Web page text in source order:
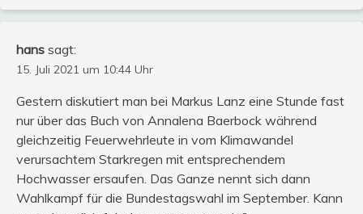
hans sagt:
15. Juli 2021 um 10:44 Uhr
Gestern diskutiert man bei Markus Lanz eine Stunde fast
nur über das Buch von Annalena Baerbock während
gleichzeitig Feuerwehrleute in vom Klimawandel
verursachtem Starkregen mit entsprechendem
Hochwasser ersaufen. Das Ganze nennt sich dann
Wahlkampf für die Bundestagswahl im September. Kann